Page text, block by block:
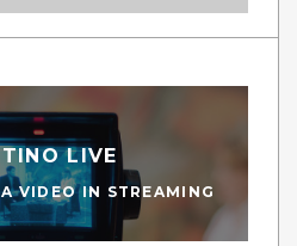
LIVE
VIDEO IN STREAMING